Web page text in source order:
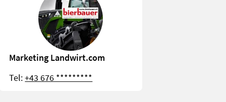
Marketing Landwirt.com
Tel:+43 676 *********